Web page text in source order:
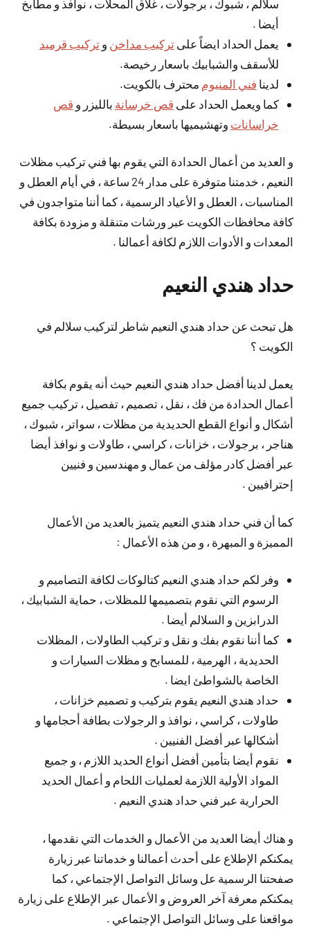
سلالم ، شبوك ، برجولات ، غلاق المحلات ، نوافذ و مطابخ
أيضا .
يعمل الحداد ايضاً علىتركيب مداخن وتركيب قرميد
للأسقف والشبابيك باسعار رخيصة.
لدينا فني المنيوم محترف بالكويت.
كما ويعمل الحداد على قص خرسانة بالليزر و قص
خراسانات وتهشيميها باسعار بسيطة.
و العديد من أعمال الحدادة التي يقوم بها فني تركيب مظلات
النعيم ، خدمتنا متوفرة على مدار 24 ساعة ، في أيام العطل و
المناسبات ، العطل و الأعياد الرسمية ، كما أننا متواجدون في
كافة محافظات الكويت عبر ورشات متنقلة و مزودة بكافة
المعدات و الأدوات اللازم لكافة أعمالنا .
حداد هندي النعيم
هل تبحث عن حداد هندي النعيم شاطر لتركيب سلالم في
الكويت ؟
يعمل لدينا أفضل حداد هندي النعيم حيث أنه يقوم بكافة
أعمال الحدادة من فك ، نقل ، تصميم ، تفصيل ، تركيب جميع
أشكال و أنواع القطع الحديدية من مظلات ، سواتر ، شبوك ،
هناجر ، برجولات ، خزانات ، كراسي ، طاولات و نوافذ أيضا
عبر أفضل كادر مؤلف من عمال و مهندسين و فنيين
إحترافيين .
كما أن فني حداد هندي النعيم يتميز بالعديد من الأعمال
المميزة و المبهرة ، و من هذه الأعمال :
وفر لكم حداد هندي النعيم كتالوكات لكافة التصاميم و
الرسوم التي نقوم بتصميمها للمظلات ، حماية الشبابيك ،
الدرابزين و السلالم أيضا .
كما أننا نقوم بفك و نقل و تركيب الطاولات ، المظلات
الحديدية ، الهرمية ، للمسابح و مظلات السيارات و
الخاصة بالشواطئ ايضا .
حداد هندي النعيم يقوم بتركيب و تصميم خزانات ،
طاولات ، كراسي ، نوافذ و الرجولات بطافة أحجامها و
أشكالها عبر أفضل الفنيين .
نقوم أيضا بتأمين أفضل أنواع الحديد اللازم ، و جميع
المواد الأولية اللازمة لعمليات اللحام و أعمال الحديد
الحرارية عبر فني حداد هندي النعيم .
و هناك أيضا العديد من الأعمال و الخدمات التي نقدمها ،
يمكنكم الإطلاع على أحدث أعمالنا و خدماتنا عبر زيارة
صفحتنا الرسمية عل وسائل التواصل الإجتماعي ، كما
يمكنكم معرفة آخر العروض و الأعمال عبر الإطلاع على زيارة
مواقعنا على وسائل التواصل الإجتماعي .